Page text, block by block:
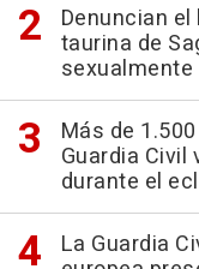
Denuncian
taurina de
Más de
Guardia Civil
durante el
La Guardia